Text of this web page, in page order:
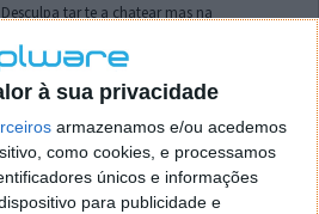
à sua privacidade
armazenamos e/ou acedemos
como cookies, e processamos
únicos e informações
para publicidade e
tar te a chatear mas na
predefenido
nada. Tou a comecar a desesperar, ate ja
na tentativa de forçar o uso do
Kaso te lembres de outra dica fico
contrario obrigado a mesma